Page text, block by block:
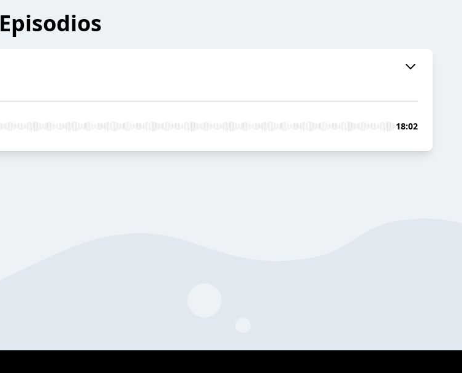
Episodios
18:02